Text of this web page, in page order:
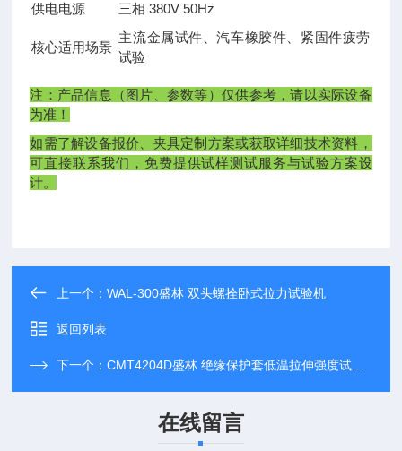
供电电源
三相 380V 50Hz
核心适用场景
主流金属试件、汽车橡胶件、紧固件疲劳
试验
注：产品信息（图片、参数等）仅供参考，请以实际设备
为准！
如需了解设备报价、夹具定制方案或获取详细技术资料，
可直接联系我们，免费提供试样测试服务与试验方案设
计。
上一个：WAL-300盛林 双头螺拴卧式拉力试验机
返回列表
下一个：CMT4204D盛林 绝缘保护套低温拉伸强度试验机
在线留言